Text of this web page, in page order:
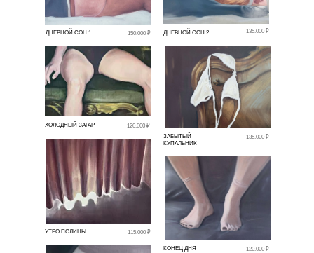
ДНЕВНОЙ СОН 2 135.000 ₽
ХОЛОДНЫЙ ЗАГАР
120.000 ₽
ЗАБЫТЫЙ
КУПАЛЬНИК
135.000 ₽
УТРО ПОЛИНЫ 115.000 ₽
КОНЕЦ ДНЯ 120.000 ₽
ДНЕВНОЙ СОН 1 150.000 ₽